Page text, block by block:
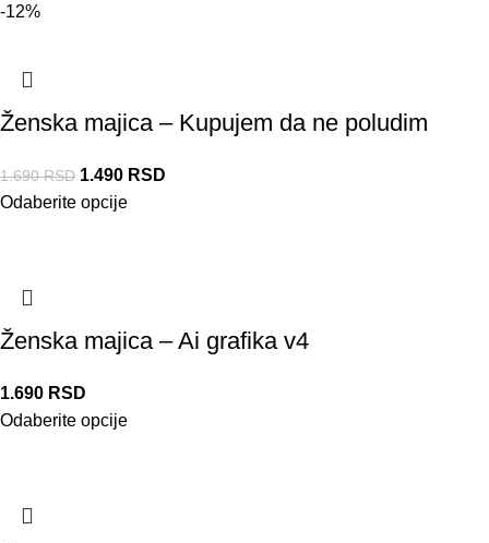
-12%
Ženska majica – Kupujem da ne poludim
1.690RSD 1.490 RSD
Odaberite opcije
Ženska majica – Ai grafika v4
1.690 RSD
Odaberite opcije